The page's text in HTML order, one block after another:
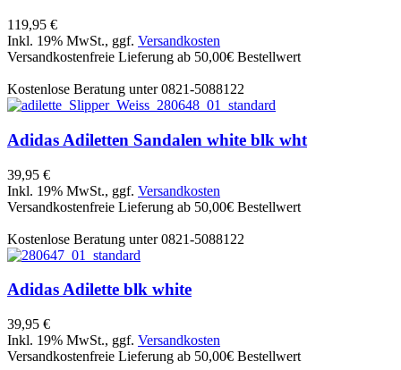
119,95 €
Inkl. 19% MwSt., ggf. Versandkosten
Versandkostenfreie Lieferung ab 50,00€ Bestellwert
Kostenlose Beratung unter 0821-5088122
Adidas Adiletten Sandalen white blk wht
39,95 €
Inkl. 19% MwSt., ggf. Versandkosten
Versandkostenfreie Lieferung ab 50,00€ Bestellwert
Kostenlose Beratung unter 0821-5088122
AdidasAdilette blk white
39,95 €
Inkl. 19% MwSt., ggf. Versandkosten
Versandkostenfreie Lieferung ab 50,00€ Bestellwert